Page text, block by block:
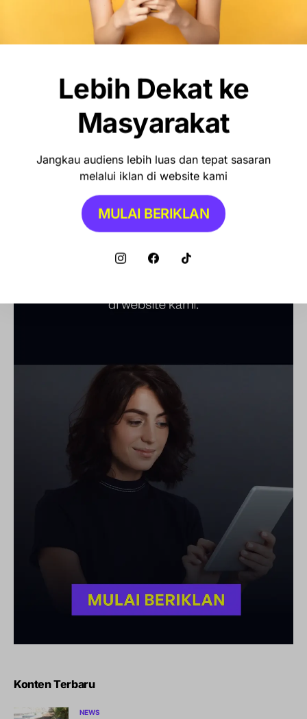
OLAHRAGA
Debut Manis Mitchell Baker, Hattrick
Bawa Indonesia Gulung Kamboja 5-1
Konten Terbaru
NEWS
Lebih Dekat ke
Masyarakat
Jangkau audiens lebih luas dan tepat sasaran
melalui iklan di website kami
MULAI BERIKLAN